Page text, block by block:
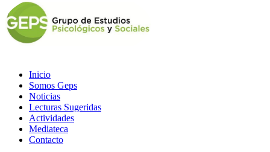
Inicio
Somos Geps
Noticias
Lecturas Sugeridas
Actividades
Mediateca
Contacto